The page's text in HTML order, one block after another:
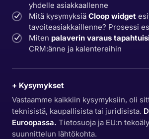
yhdelle asiakkaallenne
Mitä kysymyksiä Cloop widget
tavoiteasiakkaillenne? Prosessi
Miten palaverin varaus
CRM:änne ja kalentereihin
+ Kysymykset
Vastaamme kaikkiin kysymyksiin, oli
teknisistä, kaupallisista tai juridisista.
Euroopassa. Tietosuoja ja EU:n
suunnittelun lähtökohta.